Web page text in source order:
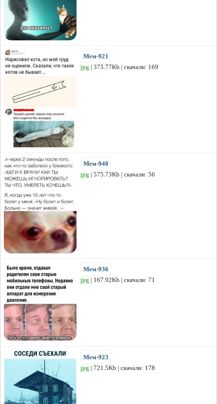
Мем-921
jpg | 375.77Kb | скачали: 169
Мем-940
jpg | 575.73Kb | скачали: 56
Мем-936
jpg | 167.92Kb | скачали: 71
Мем-923
jpg | 721.5Kb | скачали: 178